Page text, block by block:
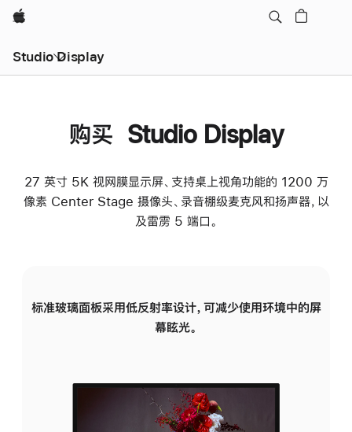
Apple
Studio Display
购买 Studio Display
27 英寸 5K 视网膜显示屏、支持桌上视角功能的 1200 万
像素 Center Stage 摄像头、录音棚级麦克风和扬声器，以
及雷雳 5 端口。
标准玻璃面板采用低反射率设计，可减少使用环境中的屏
幕眩光。